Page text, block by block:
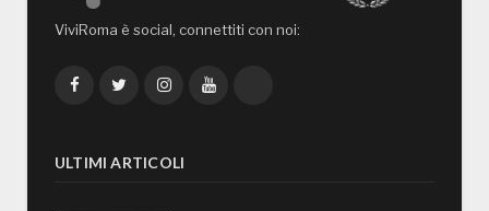
ViviRoma è social, connettiti con noi:
FacebookTwitterInstagramYouTube
ULTIMI ARTICOLI